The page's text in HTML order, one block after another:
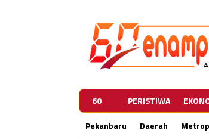
60 PERISTIWA
Pekanbaru
Daerah